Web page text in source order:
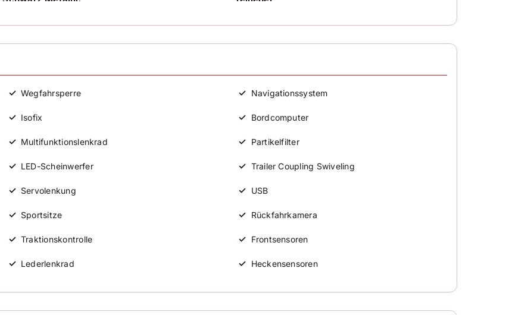
Farbe (Hersteller) Klimatisierung
Front-, Seiten- und weitere Airbags
✓ Wegfahrsperre
✓ Isofix
✓ Multifunktionslenkrad
✓ LED-Scheinwerfer
✓ Servolenkung
✓ Sportsitze
✓ Traktionskontrolle
✓ Lederlenkrad
✓ Getönte Scheiben
✓ Navigationssystem
✓ Bordcomputer
✓ Partikelfilter
✓ Trailer Coupling Swiveling
✓ USB
✓ Rückfahrkamera
✓ Frontsensoren
✓ Heckensensoren
✓ Tuner